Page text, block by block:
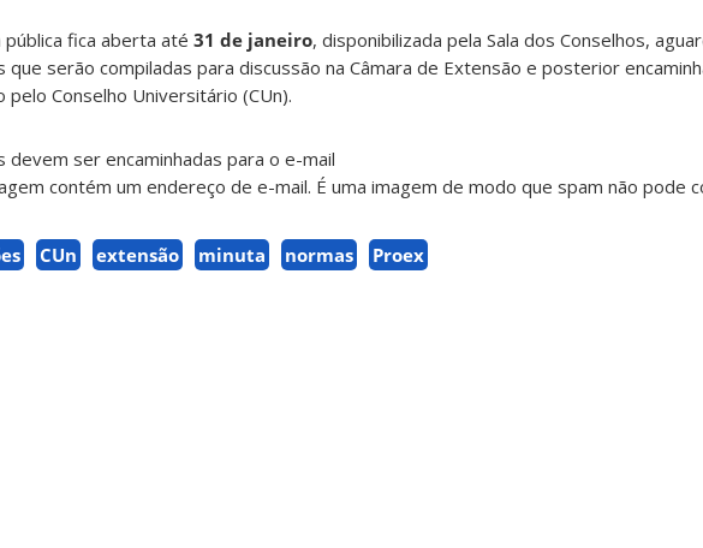
pública fica aberta até 31 de janeiro, disponibilizada pela Sala dos Conselhos,
que serão compiladas para discussão na Câmara de Extensão e posterior
pelo Conselho Universitário (CUn).
devem ser encaminhadas para o e-mail
CUn extensão minuta normas Proex